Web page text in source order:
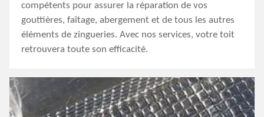
compétents pour assurer la réparation de vos
gouttières, faîtage, abergement et de tous les autres
éléments de zingueries. Avec nos services, votre toit
retrouvera toute son efficacité.